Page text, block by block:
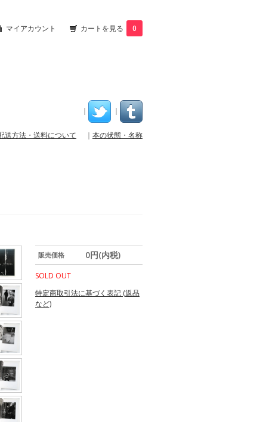
マイアカウント カートを見る 0
｜ ｜
送方法・送料について ｜ 本の状態・名称
販売価格 0円(内税)
SOLD OUT
特定商取引法に基づく表記 (返品
など)